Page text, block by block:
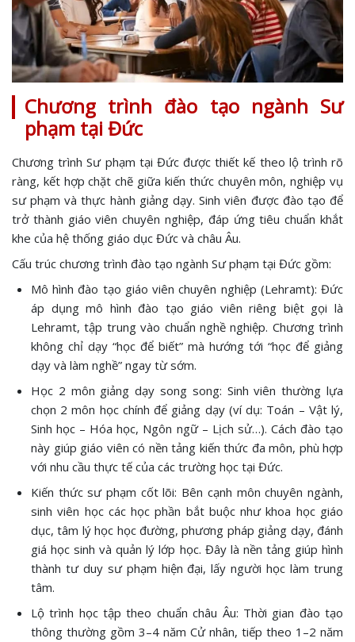
Chương trình đào tạo ngành Sư
phạm tại Đức
Chương trình Sư phạm tại Đức được thiết kế theo lộ trình rõ
ràng, kết hợp chặt chẽ giữa kiến thức chuyên môn, nghiệp vụ
sư phạm và thực hành giảng dạy. Sinh viên được đào tạo để
trở thành giáo viên chuyên nghiệp, đáp ứng tiêu chuẩn khắt
khe của hệ thống giáo dục Đức và châu Âu.
Cấu trúc chương trình đào tạo ngành Sư phạm tại Đức gồm:
Mô hình đào tạo giáo viên chuyên nghiệp (Lehramt): Đức
áp dụng mô hình đào tạo giáo viên riêng biệt gọi là
Lehramt, tập trung vào chuẩn nghề nghiệp. Chương trình
không chỉ dạy “học để biết” mà hướng tới “học để giảng
dạy và làm nghề” ngay từ sớm.
Học 2 môn giảng dạy song song: Sinh viên thường lựa
chọn 2 môn học chính để giảng dạy (ví dụ: Toán – Vật lý,
Sinh học – Hóa học, Ngôn ngữ – Lịch sử…). Cách đào tạo
này giúp giáo viên có nền tảng kiến thức đa môn, phù hợp
với nhu cầu thực tế của các trường học tại Đức.
Kiến thức sư phạm cốt lõi: Bên cạnh môn chuyên ngành,
sinh viên học các học phần bắt buộc như khoa học giáo
dục, tâm lý học học đường, phương pháp giảng dạy, đánh
giá học sinh và quản lý lớp học. Đây là nền tảng giúp hình
thành tư duy sư phạm hiện đại, lấy người học làm trung
tâm.
Lộ trình học tập theo chuẩn châu Âu: Thời gian đào tạo
thông thường gồm 3–4 năm Cử nhân, tiếp theo 1–2 năm